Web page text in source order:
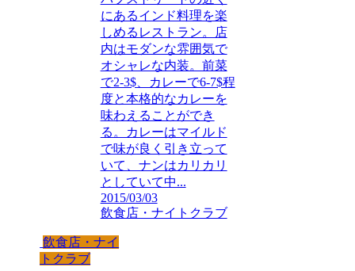
にあるインド料理を楽
しめるレストラン。店
内はモダンな雰囲気で
オシャレな内装。前菜
で2-3$、カレーで6-7$程
度と本格的なカレーを
味わえることができ
る。カレーはマイルド
で味が良く引き立って
いて、ナンはカリカリ
としていて中...
2015/03/03
飲食店・ナイトクラブ
飲食店・ナイ
トクラブ